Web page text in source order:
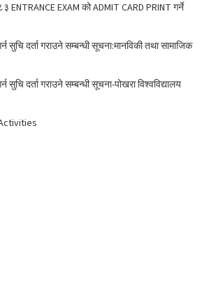
ENTRANCE EXAM को ADMIT CARD PRINT गर्ने
सुचि दर्ता गराउने सम्बन्धी सूचना:मानविकी तथा सामाजिक
सुचि दर्ता गराउने सम्बन्धी सूचना-पोखरा विश्वविद्यालय